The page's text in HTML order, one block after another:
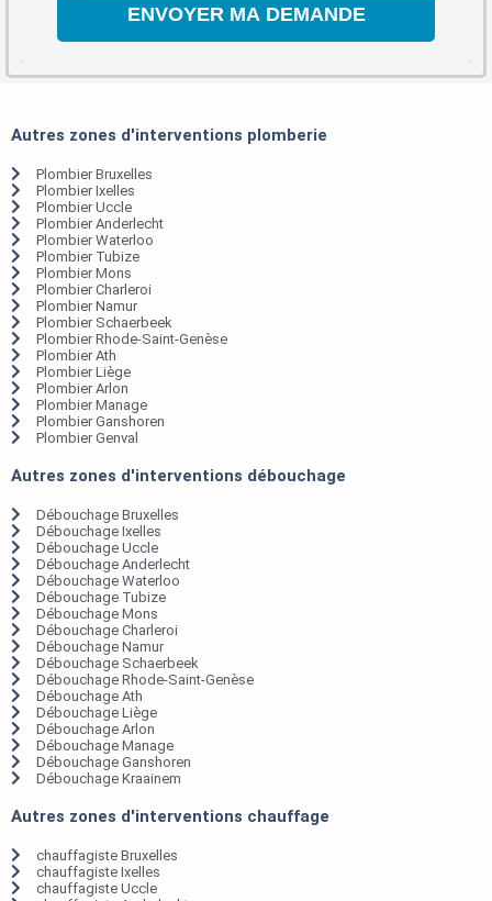
Autres zones d'interventions plomberie
Plombier Bruxelles
Plombier Ixelles
Plombier Uccle
Plombier Anderlecht
Plombier Waterloo
Plombier Tubize
Plombier Mons
Plombier Charleroi
Plombier Namur
Plombier Schaerbeek
Plombier Rhode-Saint-Genèse
Plombier Ath
Plombier Liège
Plombier Arlon
Plombier Manage
Plombier Ganshoren
Plombier Genval
Autres zones d'interventions débouchage
Débouchage Bruxelles
Débouchage Ixelles
Débouchage Uccle
Débouchage Anderlecht
Débouchage Waterloo
Débouchage Tubize
Débouchage Mons
Débouchage Charleroi
Débouchage Namur
Débouchage Schaerbeek
Débouchage Rhode-Saint-Genèse
Débouchage Ath
Débouchage Liège
Débouchage Arlon
Débouchage Manage
Débouchage Ganshoren
Débouchage Kraainem
Autres zones d'interventions chauffage
chauffagiste Bruxelles
chauffagiste Ixelles
chauffagiste Uccle